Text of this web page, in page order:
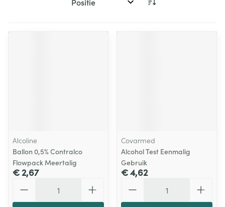
Sorteer op:
Alcoline
Ballon 0,5% Contralco
Flowpack Meertalig
€ 2,67
Covarmed
Alcohol Test Eenmalig
Gebruik
€ 4,62